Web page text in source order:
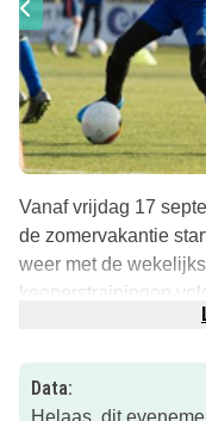
Vanaf vrijdag 17
de zomervakantie
weer met de
keeperstrainingen
leiding van
aandacht voor je
Data:
Helaas, dit